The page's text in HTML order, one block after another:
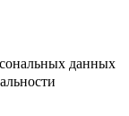
данных